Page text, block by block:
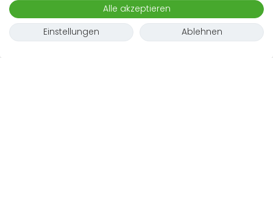
Alle akzeptieren
Einstellungen
Ablehnen